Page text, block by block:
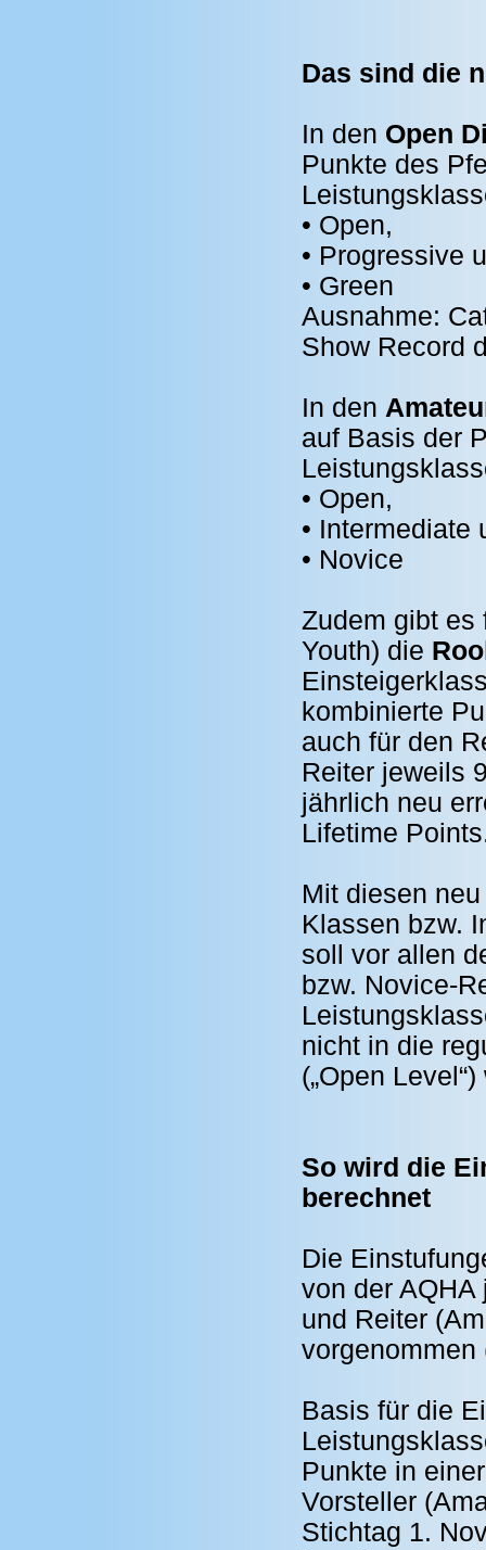
Das sind die
In den Open
Punkte des
• Open,
• Progressive
• Green
Ausnahme:
Show Record
In den
auf Basis der
• Open,
• Intermediate
• Novice
Zudem gibt es
Youth) die
kombinierte
auch für den
Reiter jeweils
jährlich neu
Lifetime
Mit diesen
Klassen bzw.
soll vor allen
bzw. Novice-
nicht in die
(„Open
So wird die
berechnet
Die
von der
und Reiter
vorgenommen
Basis für die
Punkte in
Vorsteller
Stichtag 1.